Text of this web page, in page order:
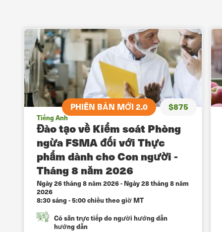
PHIÊN BẢN MỚI 2.0 $875
Tiếng Anh
Đào tạo về Kiểm soát Phòng
ngừa FSMA đối với Thực
phẩm dành cho Con người -
Tháng 8 năm 2026
Ngày 26 tháng 8 năm 2026- Ngày 28 tháng 8 năm
2026
8:30 sáng - 5:00 chiều theo giờ MT
Có sẵn trực tiếp do người hướng dẫn
hướng dẫn